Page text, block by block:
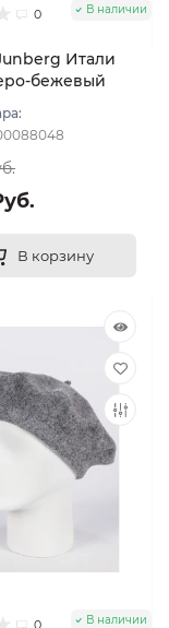
0 В наличии
Итали
бежевый
В корзину
0 В наличии